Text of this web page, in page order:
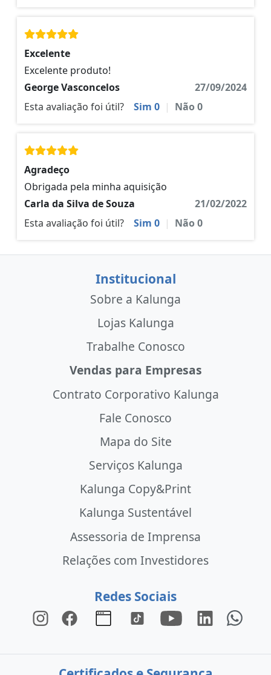
Excelente
Excelente produto!
George Vasconcelos
27/09/2024
Esta avaliação foi útil?
Sim 0 | Não0
Agradeço
Obrigada pela minha aquisição
Carla da Silva de Souza
21/02/2022
Esta avaliação foi útil?
Sim 0 | Não0
Institucional
Sobre a Kalunga
Lojas Kalunga
Trabalhe Conosco
Vendas para Empresas
Contrato Corporativo Kalunga
Fale Conosco
Mapa do Site
Serviços Kalunga
Kalunga Copy&Print
Kalunga Sustentável
Assessoria de Imprensa
Relações com Investidores
Redes Sociais